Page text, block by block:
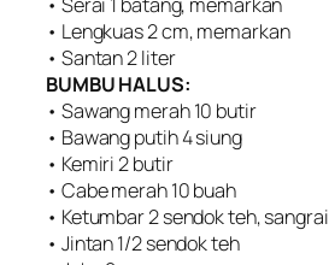
• Serai 1 batang, memarkan
• Lengkuas 2 cm, memarkan
• Santan 2 liter
BUMBU HALUS:
• Sawang merah 10 butir
• Bawang putih 4 siung
• Kemiri 2 butir
• Cabe merah 10 buah
• Ketumbar 2 sendok teh, sangrai
• Jintan 1/2 sendok teh